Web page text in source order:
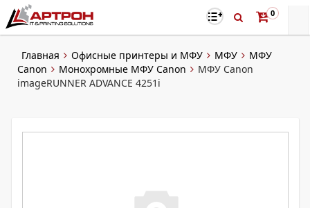
0
Главная Офисные принтеры и МФУ МФУ
МФУ
Canon
Монохромные МФУ Canon
МФУ Canon
imageRUNNER ADVANCE 4251i